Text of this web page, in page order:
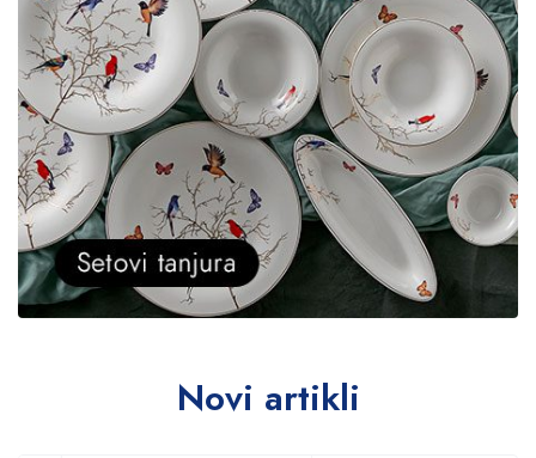
Novi artikli